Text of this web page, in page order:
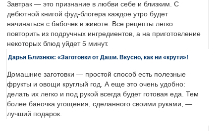
Завтрак — это признание в любви себе и близким. С
дебютной книгой фуд-блогера каждое утро будет
начинаться с бабочек в животе. Все рецепты легко
повторить из подручных ингредиентов, а на приготовление
некоторых блюд уйдет 5 минут.
Дарья Близнюк: «Заготовки от Даши. Вкусно, как ни «крути»!
Домашние заготовки — простой способ есть полезные
фрукты и овощи круглый год. А еще это очень удобно:
делать их легко и под рукой всегда будет готовая еда. Тем
более баночка угощения, сделанного своими руками, —
лучший подарок.